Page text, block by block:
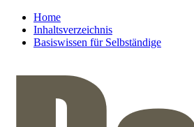
Home
Inhaltsverzeichnis
Basiswissen für Selbständige